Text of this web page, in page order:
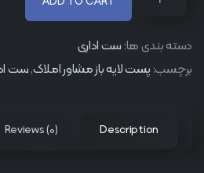
دسته بندی ها: ست اداری
برچسب: پست لایه باز مشاور املاک,ست
Description
Reviews (0)